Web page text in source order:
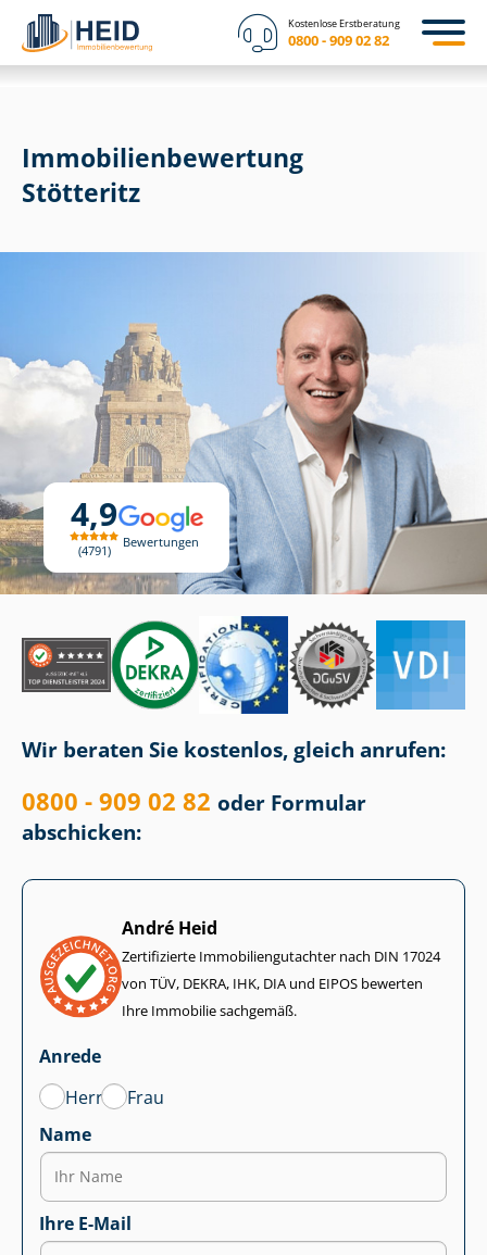
Kostenlose Erstberatung
0800 - 909 02 82
4,9
4791
Bewertungen
Immobilien­bewertung
Stötteritz
Wir beraten Sie kostenlos, gleich anrufen:
0800 - 909 02 82 oder Formular
abschicken:
André Heid
Zertifizierte Im­mo­bi­li­en­gut­ach­ter nach DIN 17024
von TÜV, DEKRA, IHK, DIA und EIPOS bewerten
Ihre Immobilie sachgemäß.
Anrede
Herr
Frau
Name
Ihre E-Mail